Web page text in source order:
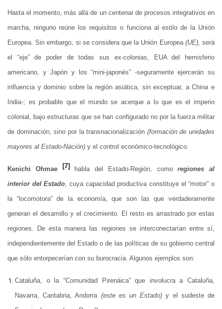
Hasta el momento, más allá de un centenar de procesos integrativos en
marcha, ninguno reúne los requisitos o funciona al estilo de la Unión
Europea. Sin embargo, si se considera que la Unión Europea (UE), será
el “eje” de poder de todas sus ex-colonias, EUA del hemisferio
americano, y Japón y los “mini-japonés” -seguramente ejercerán su
influencia y dominio sobre la región asiática, sin exceptuar, a China e
India-; es probable que el mundo se acerque a lo que es el imperio
colonial, bajo estructuras que se han configurado no por la fuerza militar
de dominación, sino por la transnacionalización (formación de unidades
mayores al Estado-Nación) y el control económico-tecnológico.
Kenichi Ohmae [7]habla del Estado-Región, comoregiones al
interior del Estado, cuya capacidad productiva constituye el “motor” o
la “locomotora” de la economía, que son las que verdaderamente
generan el desarrollo y el crecimiento. El resto es arrastrado por estas
regiones. De esta manera las regiones se interconectarían entre sí,
independientemente del Estado o de las políticas de su gobierno central
que sólo entorpecerían con su burocracia. Algunos ejemplos son:
Cataluña, o la “Comunidad Pirenáica” que involucra a Cataluña,
Navarra, Cantabria, Andorra (este es un Estado) y el sudeste de